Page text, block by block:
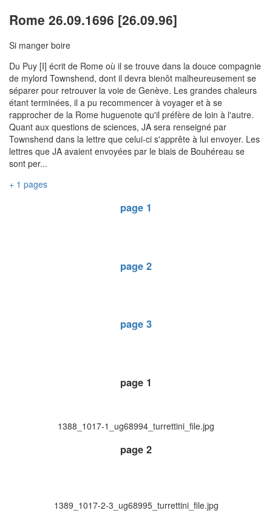
Rome 26.09.1696 [26.09.96]
Si manger boire
Du Puy [I] écrit de Rome où il se trouve dans la douce compagnie
de mylord Townshend, dont il devra bienôt malheureusement se
séparer pour retrouver la voie de Genève. Les grandes chaleurs
étant terminées, il a pu recommencer à voyager et à se
rapprocher de la Rome huguenote qu'il préfère de loin à l'autre.
Quant aux questions de sciences, JA sera renseigné par
Townshend dans la lettre que celui-ci s'apprête à lui envoyer. Les
lettres que JA avaient envoyées par le biais de Bouhéreau se
sont per...
+ 1 pages
page 1
page 2
page 3
page 1
1388_1017-1_ug68994_turrettini_file.jpg
page 2
1389_1017-2-3_ug68995_turrettini_file.jpg